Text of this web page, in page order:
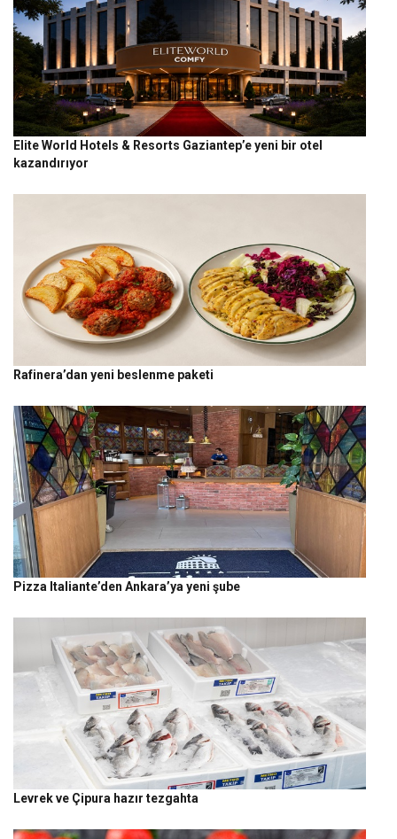
Elite World Hotels & Resorts Gaziantep’e yeni bir otel
kazandırıyor
Rafinera’dan yeni beslenme paketi
Pizza Italiante’den Ankara’ya yeni şube
Levrek ve Çipura hazır tezgahta